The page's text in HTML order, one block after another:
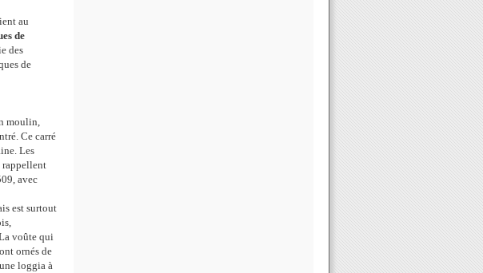
au
de
des
de
moulin,
Ce carré
Les
rappellent
avec
est surtout
voûte qui
ornés de
loggia à